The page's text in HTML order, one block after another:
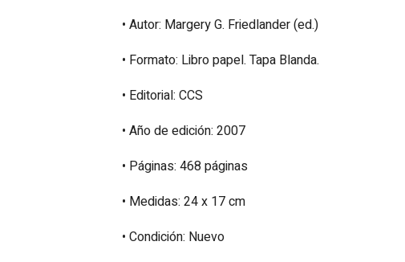
• Autor: Margery G. Friedlander (ed.)
• Formato: Libro papel. Tapa Blanda.
• Editorial: CCS
• Año de edición: 2007
• Páginas: 468 páginas
• Medidas: 24 x 17 cm
• Condición: Nuevo